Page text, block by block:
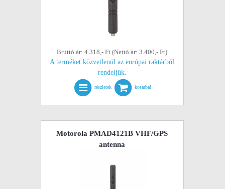
Bruttó ár: 4.318,- Ft (Nettó ár: 3.400,- Ft)
A terméket közvetlenül az európai raktárból
rendeljük.
részletek kosárba!
Motorola PMAD4121B VHF/GPS
antenna